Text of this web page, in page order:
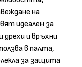
на
идеален за
дрехи и връхни
в палта,
за защита